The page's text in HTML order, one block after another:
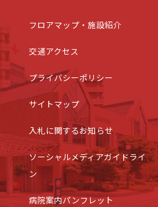
フロアマップ・施設紹介
交通アクセス
プライバシーポリシー
サイトマップ
入札に関するお知らせ
ソーシャルメディアガイドライ
ン
病院案内パンフレット